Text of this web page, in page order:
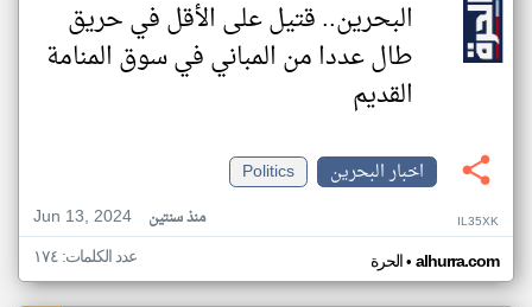
البحرين.. قتيل على الأقل في حريق
طال عددا من المباني في سوق المنامة
القديم
اخبار البحرين
Politics
Jun 13, 2024
منذ سنتين IL35XK
الحرة• alhurra.com عدد الكلمات: ١٧٤